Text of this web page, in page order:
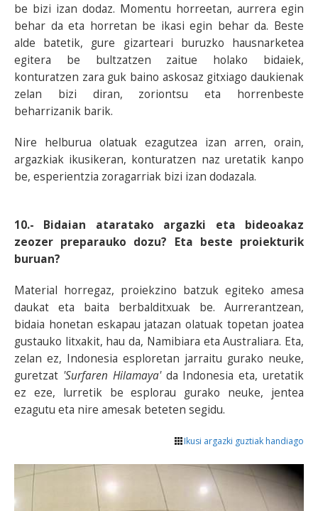
be bizi izan dodaz. Momentu horreetan, aurrera egin
behar da eta horretan be ikasi egin behar da. Beste
alde batetik, gure gizarteari buruzko hausnarketea
egitera be bultzatzen zaitue holako bidaiek,
konturatzen zara guk baino askosaz gitxiago daukienak
zelan bizi diran, zoriontsu eta horrenbeste
beharrizanik barik.
Nire helburua olatuak ezagutzea izan arren, orain,
argazkiak ikusikeran, konturatzen naz uretatik kanpo
be, esperientzia zoragarriak bizi izan dodazala.
10.- Bidaian ataratako argazki eta bideoakaz
zeozer preparauko dozu? Eta beste proiekturik
buruan?
Material horregaz, proiekzino batzuk egiteko amesa
daukat eta baita berbalditxuak be. Aurrerantzean,
bidaia honetan eskapau jatazan olatuak topetan joatea
gustauko litxakit, hau da, Namibiara eta Australiara. Eta,
zelan ez, Indonesia esploretan jarraitu gurako neuke,
guretzat 'Surfaren Hilamaya'da Indonesia eta, uretatik
ez eze, lurretik be esplorau gurako neuke, jentea
ezagutu eta nire amesak beteten segidu.
Ikusi argazki guztiak handiago